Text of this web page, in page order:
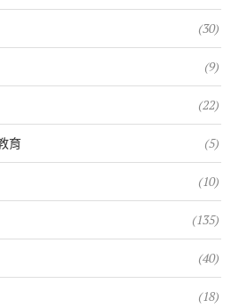
(30)
(9)
(22)
育 (5)
(10)
(135)
(40)
(18)